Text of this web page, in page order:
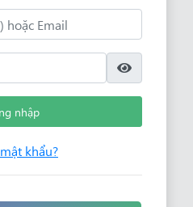
nhập
khẩu?